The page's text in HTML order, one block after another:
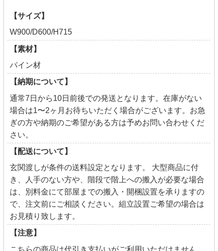
【サイズ】
W900/D600/H715
【素材】
パイン材
【納期について】
通常7日から10日前後での発送となります。在庫がない
場合は1〜2ヶ月お待ちいただく場合がございます。お急
ぎの方や納期のご希望がある方は予めお問い合わせくだ
さい。
【配送について】
玄関渡しが条件の送料設定となります。 大型商品に付
き、人手のない方や、階段で階上への搬入が必要な場合
は、別料金にて部屋までの搬入・開梱設置を承りますの
で、注文前にご相談ください。組立設置ご希望の場合は
お見積り致します。
【注意】
こちらの商品は代引き支払いがご利用いただけません